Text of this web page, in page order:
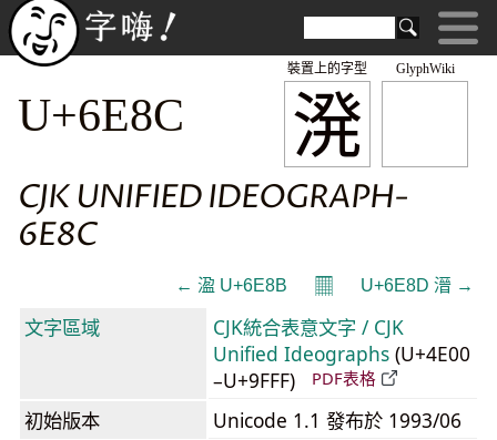
GlyphWiki
溌
裝置上的字型
U+6E8C
CJK UNIFIED IDEOGRAPH-
6E8C
← 溋 U+6E8B 𝄜 U+6E8D 溍 →
文字區域
CJK統合表意文字 / CJK
Unified Ideographs (U+4E00
–U+9FFF)
PDF表格
初始版本
Unicode 1.1 發布於 1993/06